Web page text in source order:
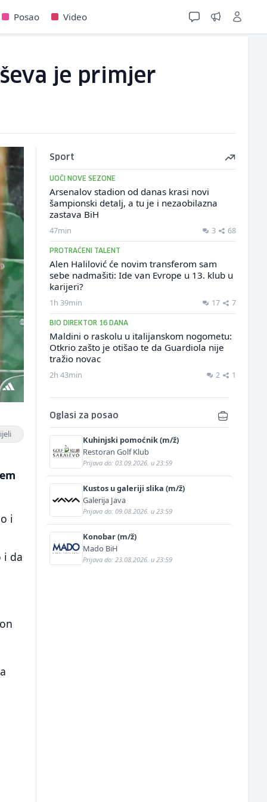
Posao Video
je primjer
i
i da
Sport
UOČI NOVE SEZONE
Arsenalov stadion od danas krasi novi
šampionski detalj, a tu je i nezaobilazna
zastava BiH
47min 3 68
PROTRAĆENI TALENT
Alen Halilović će novim transferom sam
sebe nadmašiti: Ide van Evrope u 13. klub u
karijeri?
1h 39min 17 7
BIO DIREKTOR 16 DANA
Maldini o raskolu u italijanskom nogometu:
Otkrio zašto je otišao te da Guardiola nije
tražio novac
2h 43min 2 1
Oglasi za posao
Kuhinjski pomoćnik (m/ž)
Restoran Golf Klub
Prijava do: 03.09.2026. u 23:59
Kustos u galeriji slika (m/ž)
Galerija Java
Prijava do: 09.08.2026. u 23:59
Konobar (m/ž)
Mado BiH
Prijava do: 23.08.2026. u 23:59